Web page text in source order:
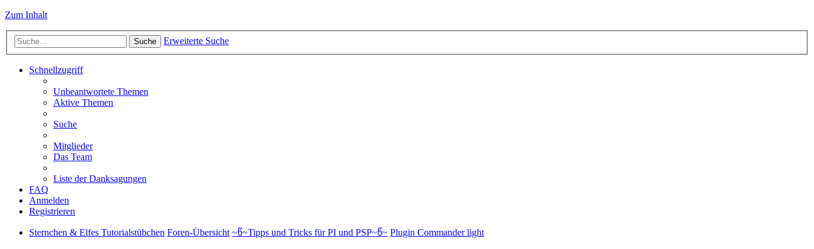
Zum Inhalt
Suche Erweiterte Suche
Schnellzugriff
Unbeantwortete Themen
Aktive Themen
Suche
Mitglieder
Das Team
Liste der Danksagungen
FAQ
Anmelden
Registrieren
Sternchen & Elfes Tutorialstübchen Foren-Übersicht ~წ~Tipps und Tricks für PI und PSP~წ~ Plugin Commander light